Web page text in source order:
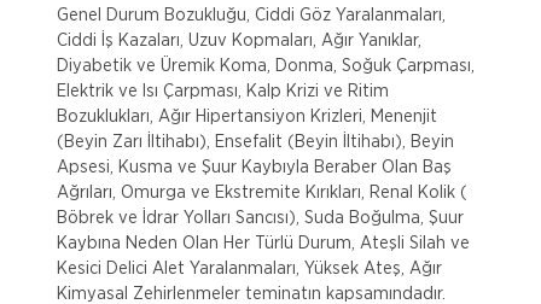
Genel Durum Bozukluğu, Ciddi Göz Yaralanmaları,
Ciddi İş Kazaları, Uzuv Kopmaları, Ağır Yanıklar,
Diyabetik ve Üremik Koma, Donma, Soğuk Çarpması,
Elektrik ve Isı Çarpması, Kalp Krizi ve Ritim
Bozuklukları, Ağır Hipertansiyon Krizleri, Menenjit
(Beyin Zarı İltihabı), Ensefalit (Beyin İltihabı), Beyin
Apsesi, Kusma ve Şuur Kaybıyla Beraber Olan Baş
Ağrıları, Omurga ve Ekstremite Kırıkları, Renal Kolik (
Böbrek ve İdrar Yolları Sancısı), Suda Boğulma, Şuur
Kaybına Neden Olan Her Türlü Durum, Ateşli Silah ve
Kesici Delici Alet Yaralanmaları, Yüksek Ateş, Ağır
Kimyasal Zehirlenmeler teminatın kapsamındadır.